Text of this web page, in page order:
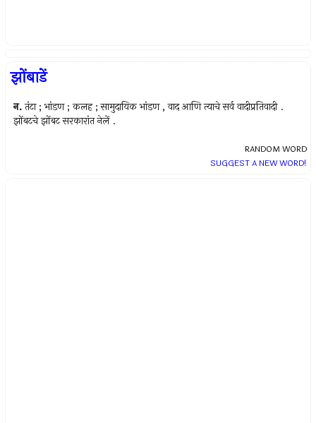
झोंबाडें
न. तंटा ; भांडण ; कलह ; सामुदायिक भांडण , वाद आणि त्याचे सर्व वादीप्रतिवादी .
झोंबटचे झोंबट सरकारांत नेलें .
RANDOM WORD
SUGGEST A NEW WORD!